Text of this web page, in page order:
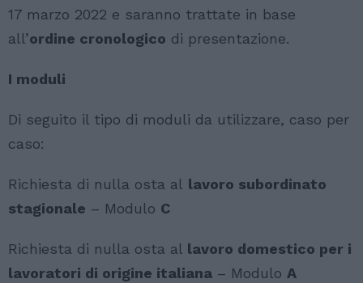
17 marzo 2022 e saranno trattate in base
all’ordine cronologico di presentazione.
I moduli
Di seguito il tipo di moduli da utilizzare, caso per
caso:
Richiesta di nulla osta al lavoro subordinato
stagionale – Modulo C
Richiesta di nulla osta al lavoro domestico per i
lavoratori di origine italiana – Modulo A